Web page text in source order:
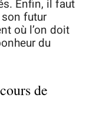
Enfin, il faut
futur
où l’on doit
du
de